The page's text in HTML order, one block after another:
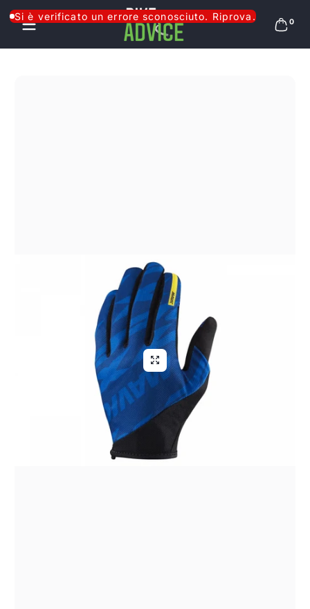
Salta al contenuto
0
Si è verificato un errore sconosciuto. Riprova.